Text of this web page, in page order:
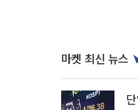
마켓 최신 뉴스